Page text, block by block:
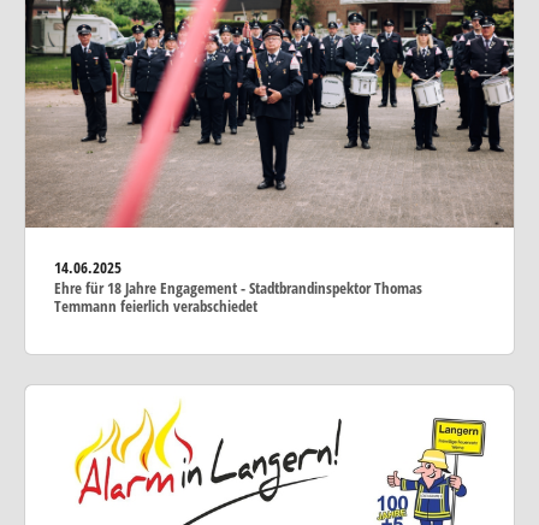
14.06.2025
Ehre für 18 Jahre Engagement - Stadtbrandinspektor Thomas
Temmann feierlich verabschiedet